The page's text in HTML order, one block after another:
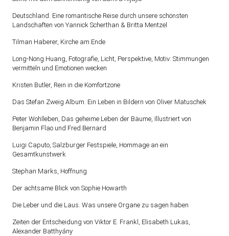
Deutschland. Eine romantische Reise durch unsere schönsten
Landschaften von Yannick Scherthan & Britta Mentzel
Tilman Haberer, Kirche am Ende
Long-Nong Huang, Fotografie, Licht, Perspektive, Motiv: Stimmungen
vermitteln und Emotionen wecken
Kristen Butler, Rein in die Komfortzone
Das Stefan Zweig Album. Ein Leben in Bildern von Oliver Matuschek
Peter Wohlleben, Das geheime Leben der Bäume, Illustriert von
Benjamin Flao und Fred Bernard
Luigi Caputo, Salzburger Festspiele, Hommage an ein
Gesamtkunstwerk
Stephan Marks, Hoffnung
Der achtsame Blick von Sophie Howarth
Die Leber und die Laus. Was unsere Organe zu sagen haben
Zeiten der Entscheidung von Viktor E. Frankl, Elisabeth Lukas,
Alexander Batthyány